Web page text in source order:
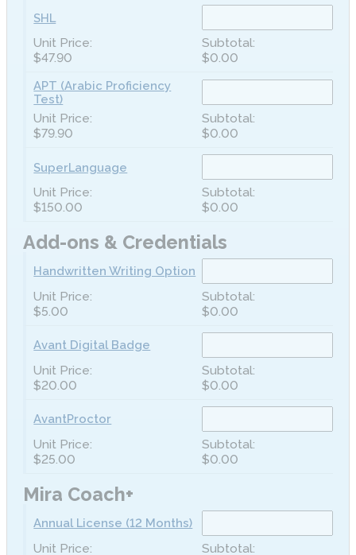
SHL
$47.90 $0.00
APT (Arabic Proficiency
Test)
$79.90 $0.00
SuperLanguage
$150.00 $0.00
Add-ons & Credentials
Handwritten Writing Option
$5.00 $0.00
Avant Digital Badge
$20.00 $0.00
AvantProctor
$25.00 $0.00
Mira Coach+
Annual License (12 Months)